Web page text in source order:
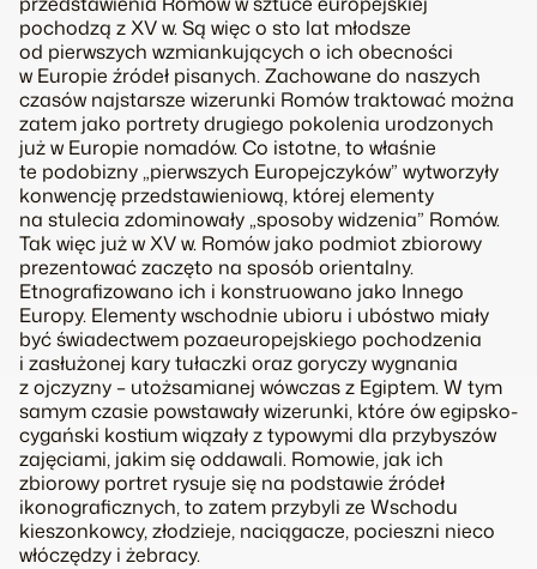
pochodzą z XV w. Są więc o sto lat młodsze
od pierwszych wzmiankujących o ich obecności
w Europie źródeł pisanych. Zachowane do naszych
czasów najstarsze wizerunki Romów traktować można
zatem jako portrety drugiego pokolenia urodzonych
już w Europie nomadów. Co istotne, to właśnie
te podobizny „pierwszych Europejczyków” wytworzyły
konwencję przedstawieniową, której elementy
na stulecia zdominowały „sposoby widzenia” Romów.
Tak więc już w XV w. Romów jako podmiot zbiorowy
prezentować zaczęto na sposób orientalny.
Etnografizowano ich i konstruowano jako Innego
Europy. Elementy wschodnie ubioru i ubóstwo miały
być świadectwem pozaeuropejskiego pochodzenia
i zasłużonej kary tułaczki oraz goryczy wygnania
z ojczyzny – utożsamianej wówczas z Egiptem. W tym
samym czasie powstawały wizerunki, które ów egipsko-
cygański kostium wiązały z typowymi dla przybyszów
zajęciami, jakim się oddawali. Romowie, jak ich
zbiorowy portret rysuje się na podstawie źródeł
ikonograficznych, to zatem przybyli ze Wschodu
kieszonkowcy, złodzieje, naciągacze, pocieszni nieco
włóczędzy i żebracy.